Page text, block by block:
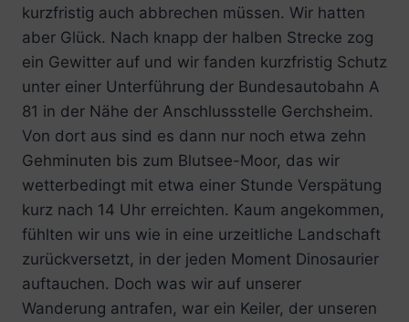
kurzfristig auch abbrechen müssen. Wir hatten
aber Glück. Nach knapp der halben Strecke zog
ein Gewitter auf und wir fanden kurzfristig Schutz
unter einer Unterführung der Bundesautobahn A
81 in der Nähe der Anschlussstelle Gerchsheim.
Von dort aus sind es dann nur noch etwa zehn
Gehminuten bis zum Blutsee-Moor, das wir
wetterbedingt mit etwa einer Stunde Verspätung
kurz nach 14 Uhr erreichten. Kaum angekommen,
fühlten wir uns wie in eine urzeitliche Landschaft
zurückversetzt, in der jeden Moment Dinosaurier
auftauchen. Doch was wir auf unserer
Wanderung antrafen, war ein Keiler, der unseren